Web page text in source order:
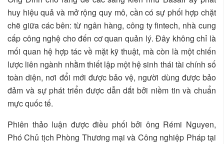
huy hiệu quả và mở rộng quy mô, cần có sự phối hợp chặt
chẽ giữa các bên: từ ngân hàng, công ty fintech, nhà cung
cấp công nghệ cho đến cơ quan quản lý. Đây không chỉ là
mối quan hệ hợp tác về mặt kỹ thuật, mà còn là một chiến
lược liên ngành nhằm thiết lập một hệ sinh thái tài chính số
toàn diện, nơi đổi mới được bảo vệ, người dùng được bảo
đảm và sự phát triển được dẫn dắt bởi niềm tin và chuẩn
mực quốc tế.
Phiên thảo luận được điều phối bởi ông Rémi Nguyen,
Phó Chủ tịch Phòng Thương mại và Công nghiệp Pháp tại